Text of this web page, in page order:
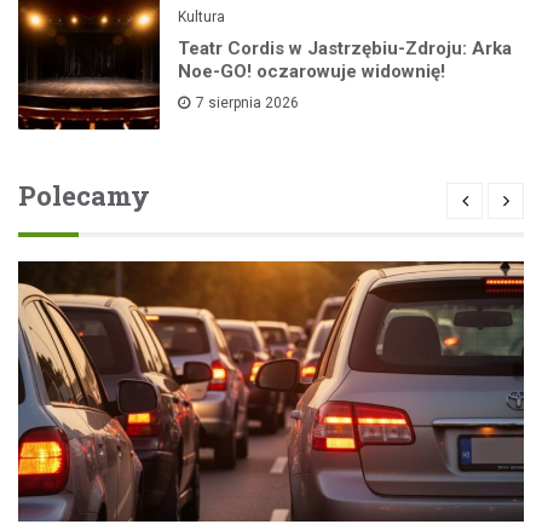
Kultura
Teatr Cordis w Jastrzębiu-Zdroju: Arka
Noe-GO! oczarowuje widownię!
7 sierpnia 2026
Polecamy